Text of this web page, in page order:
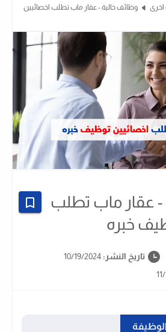
وظائف خالية - عقار ماب تطلب اخصائيين
- عقار ماب تطلب
خبره
تاريخ النشر: 10/19/2024